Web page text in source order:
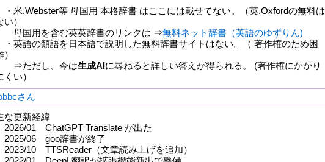
・米.Webster等 母国用 本格辞書 はここには載せてない。（英.Oxfordの無料は
い）
母国用を含む英英辞書のリンクは ⇒無料ネット辞書（英語のゆずりん)
・英語の類語を日本語で説明した無料辞書サイトはない。（ 著作権のため困
⇒ただし、今は生成AIに尋ねると詳しい答えが得られる。 (著作権にかかり
くい）
さん
な更新経緯
2026/01 ChatGPT Translate が出た
2025/06 goo辞書が終了
2023/10 TTSReader（文章読み上げを追加）